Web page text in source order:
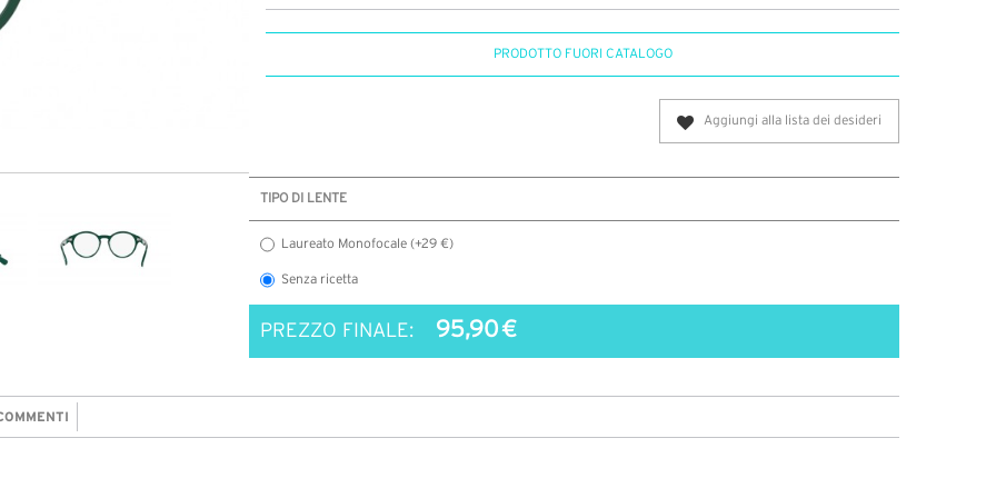
PRODOTTO FUORI CATALOGO
Aggiungi alla lista dei desideri
TIPO DI LENTE
Laureato Monofocale (+29 €)
Senza ricetta
PREZZO FINALE: 95,90 €